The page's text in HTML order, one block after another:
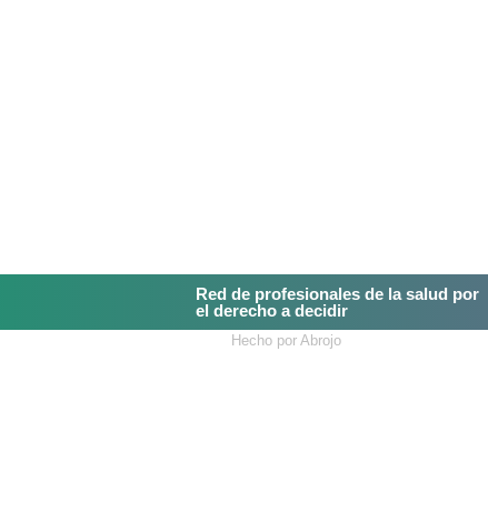
Red de profesionales de la salud por
el derecho a decidir
Hecho por Abrojo